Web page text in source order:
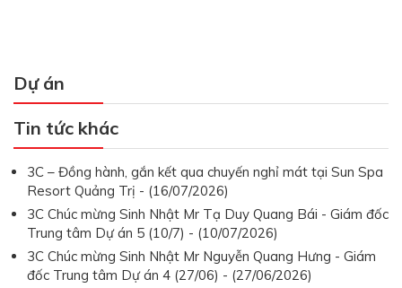
Dự án
Tin tức khác
3C – Đồng hành, gắn kết qua chuyến nghỉ mát tại Sun Spa
Resort Quảng Trị - (16/07/2026)
3C Chúc mừng Sinh Nhật Mr Tạ Duy Quang Bái - Giám đốc
Trung tâm Dự án 5 (10/7) - (10/07/2026)
3C Chúc mừng Sinh Nhật Mr Nguyễn Quang Hưng - Giám
đốc Trung tâm Dự án 4 (27/06) - (27/06/2026)